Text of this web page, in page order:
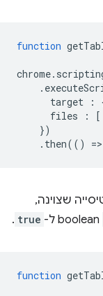
function
chrome.
.
target
:
files
: [
})
. then(() =>
שצוינה,
true
.
function